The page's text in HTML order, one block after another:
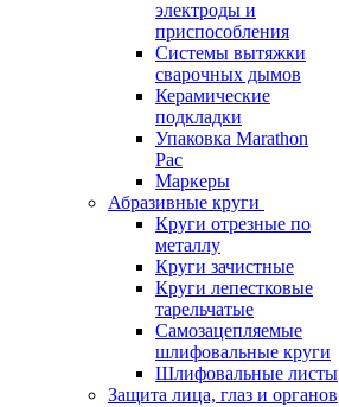
электроды и
приспособления
Системы вытяжки
сварочных дымов
Керамические
подкладки
Упаковка Marathon
Pac
Маркеры
Абразивные круги
Круги отрезные по
металлу
Круги зачистные
Круги лепестковые
тарельчатые
Самозацепляемые
шлифовальные круги
Шлифовальные листы
Защита лица, глаз и органов